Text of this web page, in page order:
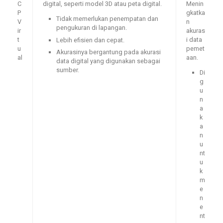
C
P
V
ir
t
u
al
digital, seperti model 3D atau peta digital.
Tidak memerlukan penempatan dan
pengukuran di lapangan.
Lebih efisien dan cepat.
Akurasinya bergantung pada akurasi
data digital yang digunakan sebagai
sumber.
Menin
gkatka
n
akuras
i data
pemet
aan.
Di
g
u
n
a
k
a
n
u
nt
u
k
m
e
n
e
nt